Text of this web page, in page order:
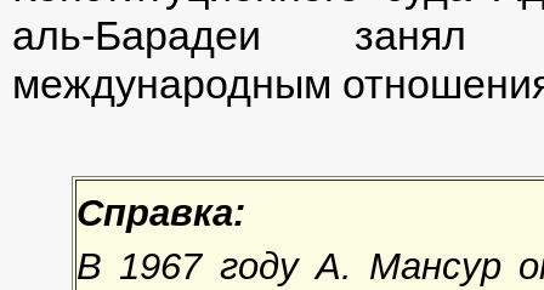
аль-Барадеи занял
международным
Справка:
В 1967 году А. Мансур